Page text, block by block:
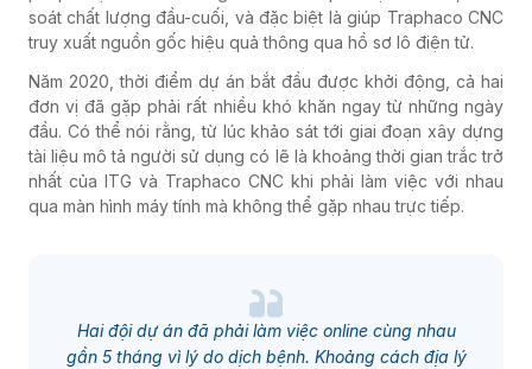
soát chất lượng đầu-cuối, và đặc biệt là giúp Traphaco CNC
truy xuất nguồn gốc hiệu quả thông qua hồ sơ lô điện tử.
Năm 2020, thời điểm dự án bắt đầu được khởi động, cả hai
đơn vị đã gặp phải rất nhiều khó khăn ngay từ những ngày
đầu. Có thể nói rằng, từ lúc khảo sát tới giai đoạn xây dựng
tài liệu mô tả người sử dụng có lẽ là khoảng thời gian trắc trở
nhất của ITG và Traphaco CNC khi phải làm việc với nhau
qua màn hình máy tính mà không thể gặp nhau trực tiếp.
Hai đội dự án đã phải làm việc online cùng nhau
gần 5 tháng vì lý do dịch bệnh. Khoảng cách địa lý